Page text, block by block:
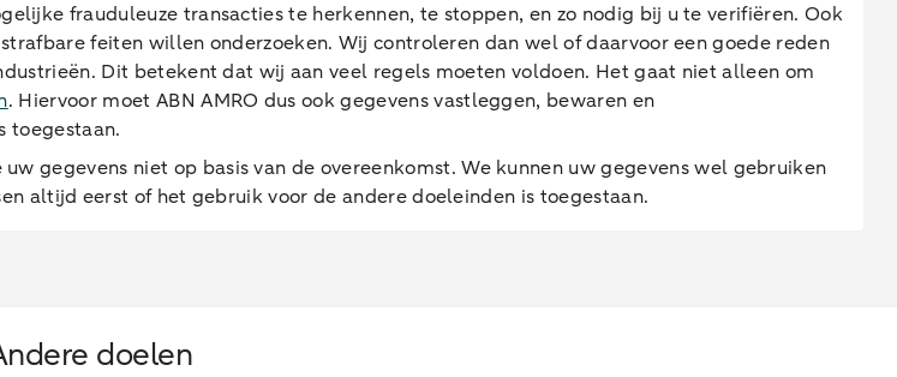
frauduleuze transacties te herkennen, te stoppen, en zo nodig bij u te verifiëren. Ook
feiten willen onderzoeken. Wij controleren dan wel of daarvoor een goede reden
Dit betekent dat wij aan veel regels moeten voldoen. Het gaat niet alleen om
. Hiervoor moet ABN AMRO dus ook gegevens vastleggen, bewaren en
toegestaan.
gegevens niet op basis van de overeenkomst. We kunnen uw gegevens wel gebruiken
altijd eerst of het gebruik voor de andere doeleinden is toegestaan.
doelen